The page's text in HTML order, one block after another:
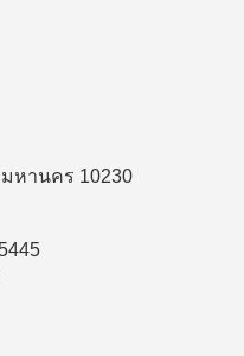
หานคร 10230